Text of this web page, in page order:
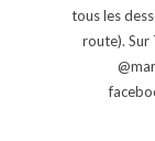
tous les
route).